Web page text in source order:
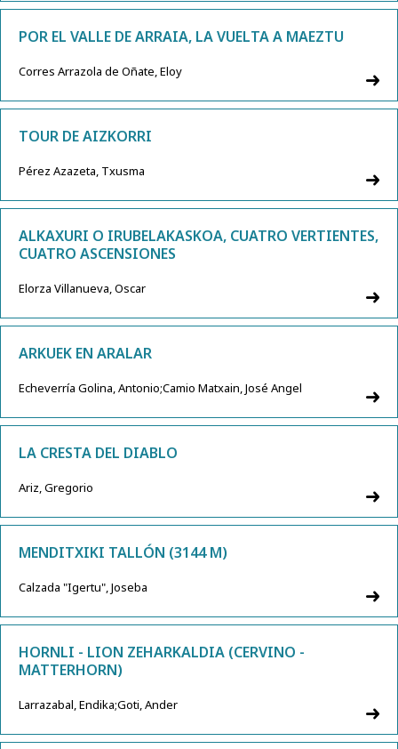
POR EL VALLE DE ARRAIA, LA VUELTA A MAEZTU
Corres Arrazola de Oñate, Eloy
TOUR DE AIZKORRI
Pérez Azazeta, Txusma
ALKAXURI O IRUBELAKASKOA, CUATRO VERTIENTES,
CUATRO ASCENSIONES
Elorza Villanueva, Oscar
ARKUEK EN ARALAR
Echeverría Golina, Antonio;Camio Matxain, José Angel
LA CRESTA DEL DIABLO
Ariz, Gregorio
MENDITXIKI TALLÓN (3144 M)
Calzada "Igertu", Joseba
HORNLI - LION ZEHARKALDIA (CERVINO -
MATTERHORN)
Larrazabal, Endika;Goti, Ander